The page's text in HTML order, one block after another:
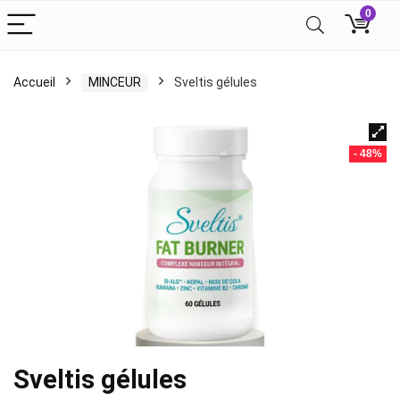
0
Accueil MINCEUR Sveltis gélules
- 48%
Sveltis gélules